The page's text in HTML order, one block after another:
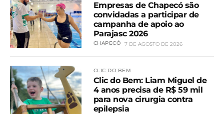
Empresas de Chapecó são
convidadas a participar de
campanha de apoio ao
Parajasc 2026
CHAPECÓ 7 DE AGOSTO DE 2026
CLIC DO BEM
Clic do Bem: Liam Miguel de
4 anos precisa de R$ 59 mil
para nova cirurgia contra
epilepsia